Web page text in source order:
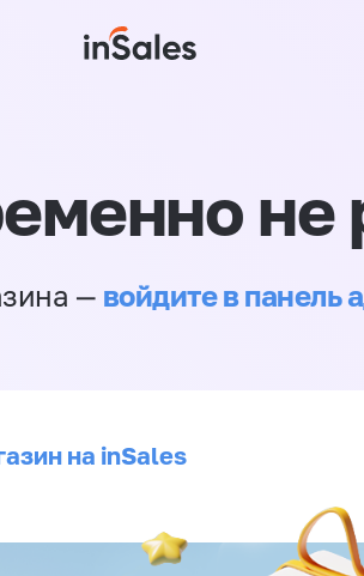
не
— войдите в панель
на inSales